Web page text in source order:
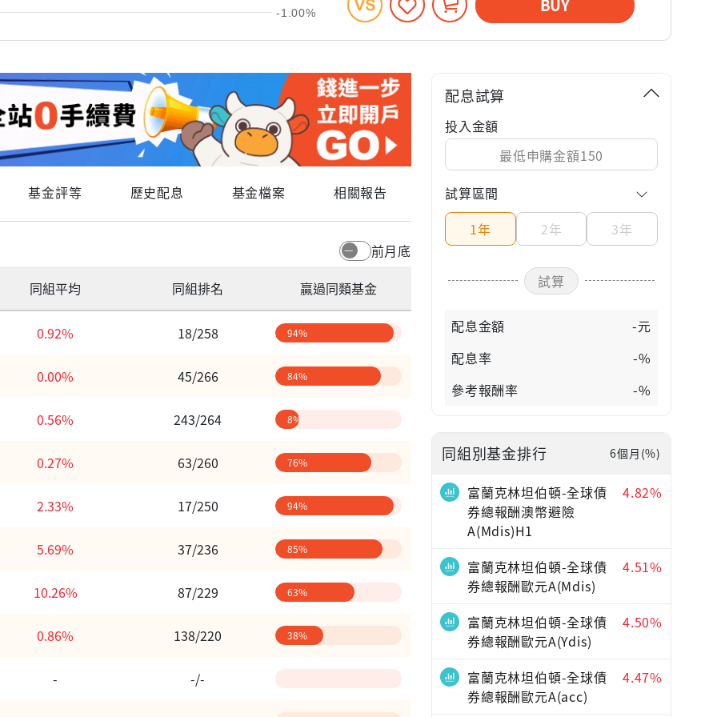
-1.00% BUY
基金評等 歷史配息 基金檔案 相關報告
—
前月底
同組平均
同組排名 贏過同類基金
0.92% 18/258 94%
0.00% 45/266 84%
0.56% 243/264 8%
0.27% 63/260 76%
2.33% 17/250 94%
5.69% 37/236 85%
10.26% 87/229 63%
0.86% 138/220 38%
- -/-
配息試算
投入金額
試算區間
1年
2年 3年
試算
配息金額
-元
配息率
-%
參考報酬率
-%
同組別基金排行 6個月(%)
富蘭克林坦伯頓-全球債
券總報酬澳幣避險
A(Mdis)H1
4.82%
富蘭克林坦伯頓-全球債
券總報酬歐元A(Mdis)
4.51%
富蘭克林坦伯頓-全球債
券總報酬歐元A(Ydis)
4.50%
富蘭克林坦伯頓-全球債
券總報酬歐元A(acc)
4.47%